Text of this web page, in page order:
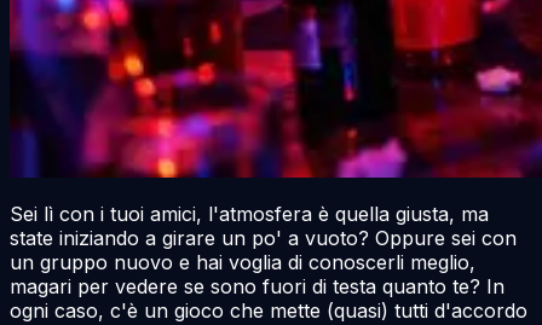
Sei lì con i tuoi amici, l'atmosfera è quella giusta, ma
state iniziando a girare un po' a vuoto? Oppure sei con
un gruppo nuovo e hai voglia di conoscerli meglio,
magari per vedere se sono fuori di testa quanto te? In
ogni caso, c'è un gioco che mette (quasi) tutti d'accordo